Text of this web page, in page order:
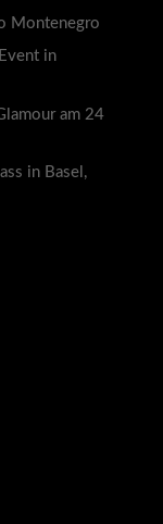
Montenegro
in
am 24
in Basel,